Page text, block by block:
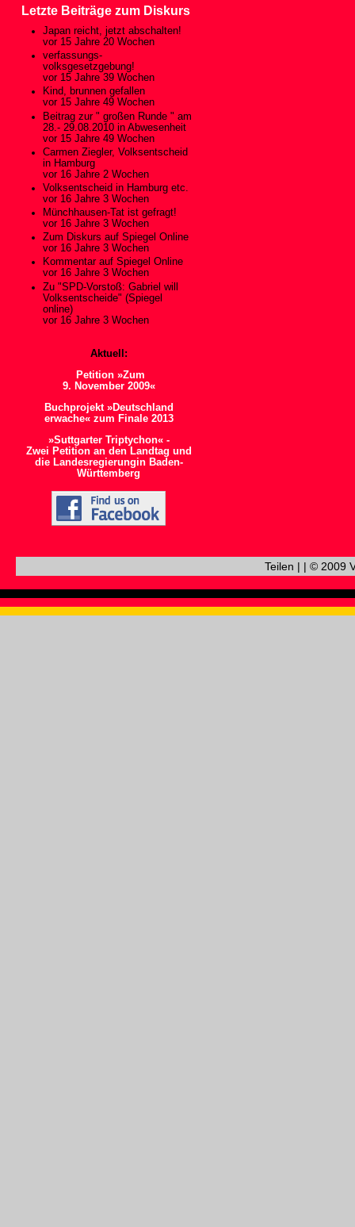
Letzte Beiträge zum Diskurs
Japan reicht, jetzt abschalten!
vor 15 Jahre 20 Wochen
verfassungs-
volksgesetzgebung!
vor 15 Jahre 39 Wochen
Kind, brunnen gefallen
vor 15 Jahre 49 Wochen
Beitrag zur " großen Runde " am
28.- 29.08.2010 in Abwesenheit
vor 15 Jahre 49 Wochen
Carmen Ziegler, Volksentscheid
in Hamburg
vor 16 Jahre 2 Wochen
Volksentscheid in Hamburg etc.
vor 16 Jahre 3 Wochen
Münchhausen-Tat ist gefragt!
vor 16 Jahre 3 Wochen
Zum Diskurs auf Spiegel Online
vor 16 Jahre 3 Wochen
Kommentar auf Spiegel Online
vor 16 Jahre 3 Wochen
Zu "SPD-Vorstoß: Gabriel will
Volksentscheide" (Spiegel
online)
vor 16 Jahre 3 Wochen
Aktuell:
Petition »Zum
9. November 2009«
Buchprojekt »Deutschland
erwache« zum Finale 2013
»Suttgarter Triptychon« -
Zwei Petition an den Landtag und
die Landesregierungin Baden-
Württemberg
Teilen | | © 2009